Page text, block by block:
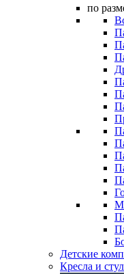
по
Детские
Кресла и